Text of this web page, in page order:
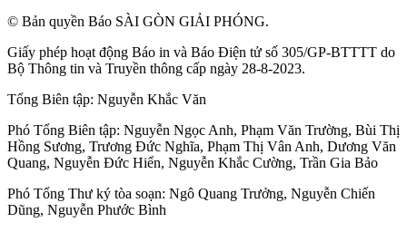
© Bản quyền Báo SÀI GÒN GIẢI PHÓNG.
Giấy phép hoạt động Báo in và Báo Điện tử số 305/GP-BTTTT do
Bộ Thông tin và Truyền thông cấp ngày 28-8-2023.
Tổng Biên tập: Nguyễn Khắc Văn
Phó Tổng Biên tập: Nguyễn Ngọc Anh, Phạm Văn Trường, Bùi Thị
Hồng Sương, Trương Đức Nghĩa, Phạm Thị Vân Anh, Dương Văn
Quang, Nguyễn Đức Hiển, Nguyễn Khắc Cường, Trần Gia Bảo
Phó Tổng Thư ký tòa soạn: Ngô Quang Trưởng, Nguyễn Chiến
Dũng, Nguyễn Phước Bình